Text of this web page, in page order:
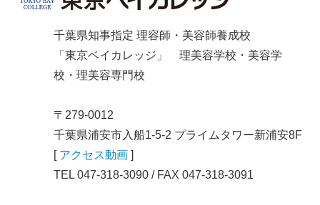
千葉県知事指定 理容師・美容師養成校
「東京ベイカレッジ」 理美容学校・美容学
校・理美容専門校
〒279-0012
千葉県浦安市入船1-5-2 プライムタワー新浦安8F
[ アクセス動画 ]
TEL 047-318-3090 / FAX 047-318-3091